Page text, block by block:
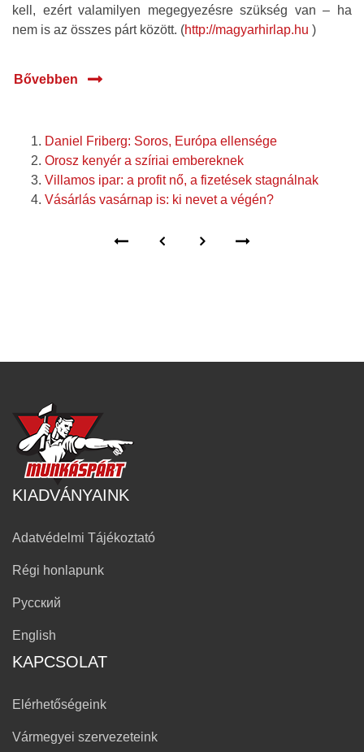
kell, ezért valamilyen megegyezésre szükség van – ha
nem is az összes párt között. (http://magyarhirlap.hu )
Bővebben
Daniel Friberg: Soros, Európa ellensége
Orosz kenyér a szíriai embereknek
Villamos ipar: a profit nő, a fizetések stagnálnak
Vásárlás vasárnap is: ki nevet a végén?
KIADVÁNYAINK
Adatvédelmi Tájékoztató
Régi honlapunk
Русский
English
KAPCSOLAT
Elérhetőségeink
Vármegyei szervezeteink